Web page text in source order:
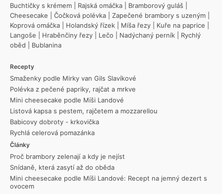
Buchtičky s krémem
Rajská omáčka Bramborový guláš
Cheesecake
Čočková polévka Zapečené brambory s uzeným
Koprová omáčka
Holandský řízek Míša řezy Kuře na paprice
Langoše
Hraběnčiny řezy Lečo Nadýchaný perník
Rychlý
oběd
Bublanina
Recepty
Smaženky podle Mirky van Gils Slavíkové
Polévka z pečené papriky, rajčat a mrkve
Mini cheesecake podle Míši Landové
Listová kapsa s pestem, rajčetem a mozzarellou
Babicovy dobroty - krkovička
Rychlá celerová pomazánka
Články
Proč brambory zelenají a kdy je nejíst
Snídaně, která zasytí až do oběda
Mini cheesecake podle Míši Landové: Recept na jemný dezert s
ovocem